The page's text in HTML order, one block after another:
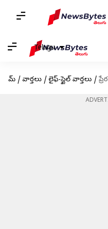
Telugu
హోమ్ / వార్తలు / లైఫ్-స్టైల్ వార్తలు /